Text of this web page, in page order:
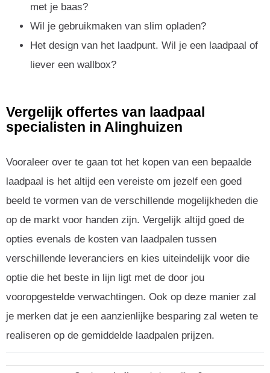
met je baas?
Wil je gebruikmaken van slim opladen?
Het design van het laadpunt. Wil je een laadpaal of
liever een wallbox?
Vergelijk offertes van laadpaal
specialisten in Alinghuizen
Vooraleer over te gaan tot het kopen van een bepaalde
laadpaal is het altijd een vereiste om jezelf een goed
beeld te vormen van de verschillende mogelijkheden die
op de markt voor handen zijn. Vergelijk altijd goed de
opties evenals de kosten van laadpalen tussen
verschillende leveranciers en kies uiteindelijk voor die
optie die het beste in lijn ligt met de door jou
vooropgestelde verwachtingen. Ook op deze manier zal
je merken dat je een aanzienlijke besparing zal weten te
realiseren op de gemiddelde laadpalen prijzen.